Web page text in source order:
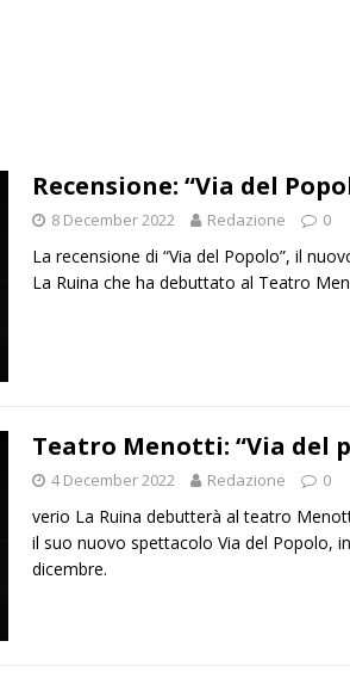
Recensione: “Via del
8 December 2022 Redazione 0
La recensione di “Via del Popolo”, il
La Ruina che ha debuttato al Teatro
Teatro Menotti: “Via del
4 December 2022 Redazione 0
verio La Ruina debutterà al teatro
il suo nuovo spettacolo Via del Popolo, in
dicembre.